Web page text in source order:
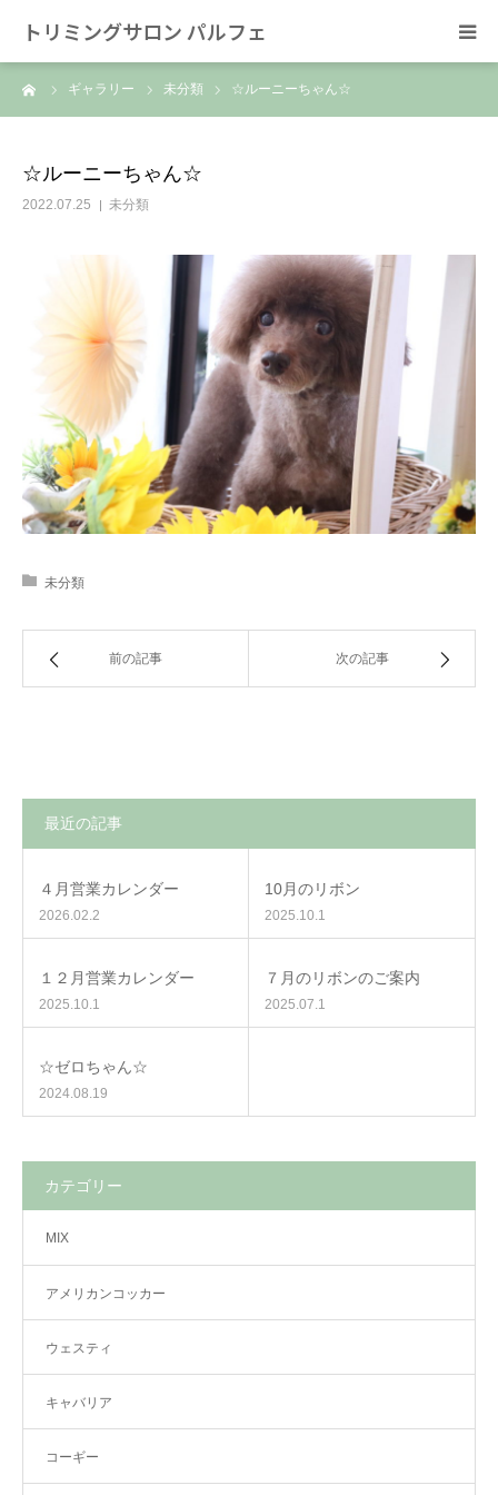
トリミングサロン パルフェ
ギャラリー 未分類 ☆ルーニーちゃん☆
☆ルーニーちゃん☆
2022.07.25 未分類
未分類
前の記事 次の記事
最近の記事
４月営業カレンダー
2026.02.2
10月のリボン
2025.10.1
１２月営業カレンダー
2025.10.1
７月のリボンのご案内
2025.07.1
☆ゼロちゃん☆
2024.08.19
カテゴリー
MIX
アメリカンコッカー
ウェスティ
キャバリア
コーギー
HOME
SNS/リンク